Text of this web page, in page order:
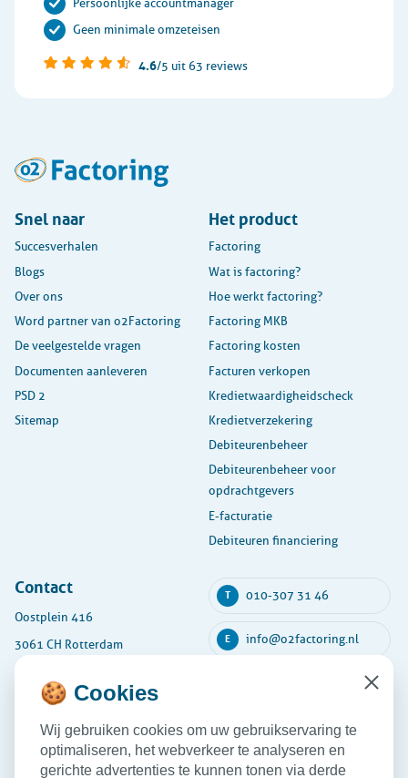
Persoonlijke accountmanager
Geen minimale omzeteisen
4.6/5 uit 63 reviews
Snel naar
Succesverhalen
Blogs
Over ons
Word partner van o2Factoring
De veelgestelde vragen
Documenten aanleveren
PSD 2
Sitemap
Het product
Factoring
Wat is factoring?
Hoe werkt factoring?
Factoring MKB
Factoring kosten
Facturen verkopen
Kredietwaardigheidscheck
Kredietverzekering
Debiteurenbeheer
Debiteurenbeheer voor
opdrachtgevers
E-facturatie
Debiteuren financiering
Contact
Oostplein 416
3061 CH Rotterdam
Maandag
08:30 - 17:30
Dinsdag
08:30 - 17:30
Woensdag 08:30 - 17:30
T 010-307 31 46
E info@o2factoring.nl
🍪 Cookies
Wij gebruiken cookies om uw gebruikservaring te
optimaliseren, het webverkeer te analyseren en
gerichte advertenties te kunnen tonen via derde
Close